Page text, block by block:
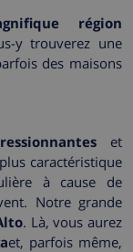
région
y trouverez une
des maisons
et
caractéristique
à cause de
Notre grande
. Là, vous aurez
et, parfois même,